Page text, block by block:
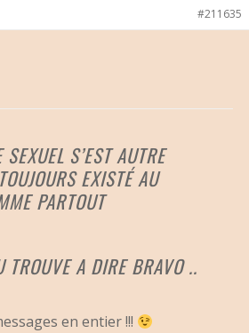
#211635
S’EST AUTRE
EXISTÉ AU
PARTOUT
TROUVE A DIRE BRAVO ..
en entier !!!